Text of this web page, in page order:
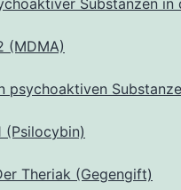
(MDMA)
psychoaktiven
(Psilocybin)
Theriak (Gegengift)